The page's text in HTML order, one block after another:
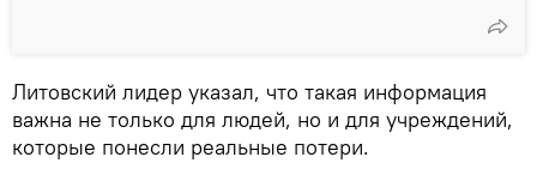
Литовский лидер указал, что такая информация
важна не только для людей, но и для учреждений,
которые понесли реальные потери.